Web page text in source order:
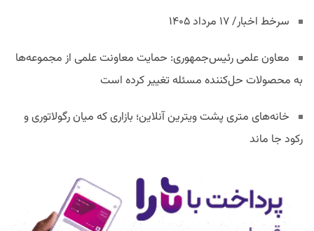
سرخط اخبار/ ۱۷ مرداد ۱۴۰۵
معاون علمی رئیس‌جمهوری: حمایت معاونت علمی از مجموعه‌ها
به محصولات حل‌کننده مسئله تغییر کرده است
خانه‌های متری پشت ویترین آنلاین؛ بازاری که میان رگولاتوری و
رکود جا ماند